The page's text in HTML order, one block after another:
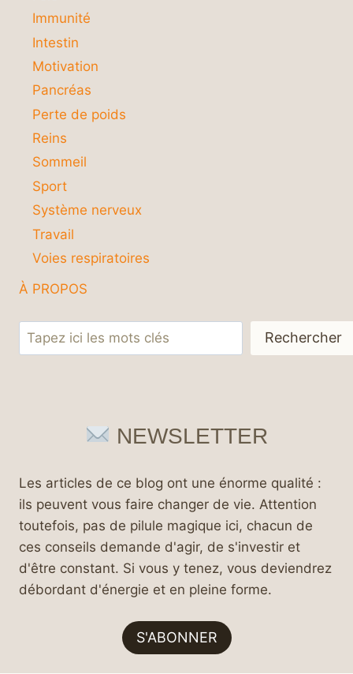
Immunité
Intestin
Motivation
Pancréas
Perte de poids
Reins
Sommeil
Sport
Système nerveux
Travail
Voies respiratoires
À PROPOS
Rechercher Rechercher
NEWSLETTER
Les articles de ce blog ont une énorme qualité :
ils peuvent vous faire changer de vie. Attention
toutefois, pas de pilule magique ici, chacun de
ces conseils demande d'agir, de s'investir et
d'être constant. Si vous y tenez, vous deviendrez
débordant d'énergie et en pleine forme.
S'ABONNER